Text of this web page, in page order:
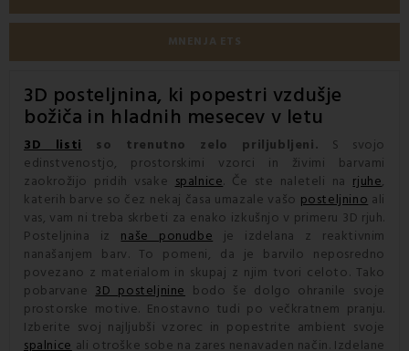
MNENJA ETS
3D posteljnina, ki popestri vzdušje
božiča in hladnih mesecev v letu
3D listi so trenutno zelo priljubljeni. S svojo
edinstvenostjo, prostorskimi vzorci in živimi barvami
zaokrožijo pridih vsake spalnice. Če ste naleteli na rjuhe,
katerih barve so čez nekaj časa umazale vašo posteljnino ali
vas, vam ni treba skrbeti za enako izkušnjo v primeru 3D rjuh.
Posteljnina iz naše ponudbe je izdelana z reaktivnim
nanašanjem barv. To pomeni, da je barvilo neposredno
povezano z materialom in skupaj z njim tvori celoto. Tako
pobarvane 3D posteljnine bodo še dolgo ohranile svoje
prostorske motive. Enostavno tudi po večkratnem pranju.
Izberite svoj najljubši vzorec in popestrite ambient svoje
spalnice ali otroške sobe na zares nenavaden način. Izdelane